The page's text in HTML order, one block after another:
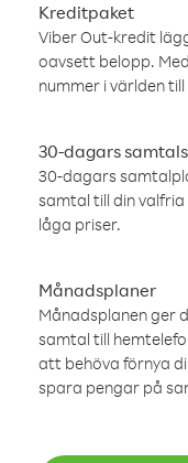
Kreditpaket
Viber Out-kredit
oavsett belopp.
nummer i världen
30-dagars
30-dagars
samtal till din
låga priser.
Månadsplaner
Månadsplanen ger
samtal till
att behöva förnya
spara pengar på